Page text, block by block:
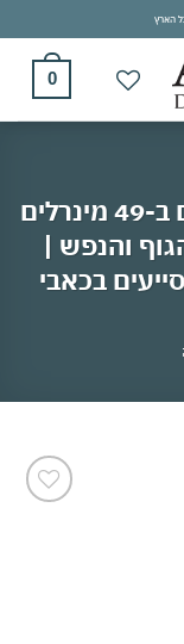
0
מים מהירדן 250 מ"ל | עשירים ב-49 מינרלים
והנפש |
בכאבי